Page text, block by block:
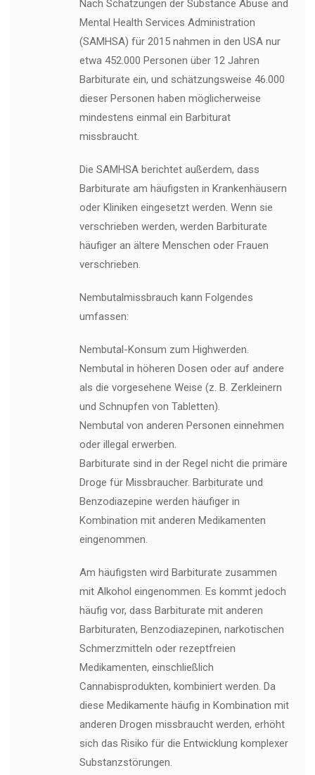
Nach Schätzungen der Substance Abuse and
Mental Health Services Administration
(SAMHSA) für 2015 nahmen in den USA nur
etwa 452.000 Personen über 12 Jahren
Barbiturate ein, und schätzungsweise 46.000
dieser Personen haben möglicherweise
mindestens einmal ein Barbiturat
missbraucht.
Die SAMHSA berichtet außerdem, dass
Barbiturate am häufigsten in Krankenhäusern
oder Kliniken eingesetzt werden. Wenn sie
verschrieben werden, werden Barbiturate
häufiger an ältere Menschen oder Frauen
verschrieben.
Nembutalmissbrauch kann Folgendes
umfassen:
Nembutal-Konsum zum Highwerden.
Nembutal in höheren Dosen oder auf andere
als die vorgesehene Weise (z. B. Zerkleinern
und Schnupfen von Tabletten).
Nembutal von anderen Personen einnehmen
oder illegal erwerben.
Barbiturate sind in der Regel nicht die primäre
Droge für Missbraucher. Barbiturate und
Benzodiazepine werden häufiger in
Kombination mit anderen Medikamenten
eingenommen.
Am häufigsten wird Barbiturate zusammen
mit Alkohol eingenommen. Es kommt jedoch
häufig vor, dass Barbiturate mit anderen
Barbituraten, Benzodiazepinen, narkotischen
Schmerzmitteln oder rezeptfreien
Medikamenten, einschließlich
Cannabisprodukten, kombiniert werden. Da
diese Medikamente häufig in Kombination mit
anderen Drogen missbraucht werden, erhöht
sich das Risiko für die Entwicklung komplexer
Substanzstörungen.